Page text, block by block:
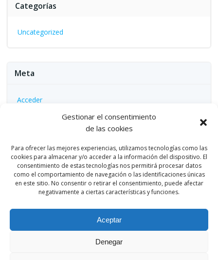
Gestionar el consentimiento
de las cookies
Para ofrecer las mejores experiencias, utilizamos tecnologías como las
cookies para almacenar y/o acceder a la información del dispositivo. El
consentimiento de estas tecnologías nos permitirá procesar datos
como el comportamiento de navegación o las identificaciones únicas
en este sitio. No consentir o retirar el consentimiento, puede afectar
negativamente a ciertas características y funciones.
Aceptar
Denegar
Categorías
Uncategorized
Meta
Acceder
Feed de entradas
WordPress.org